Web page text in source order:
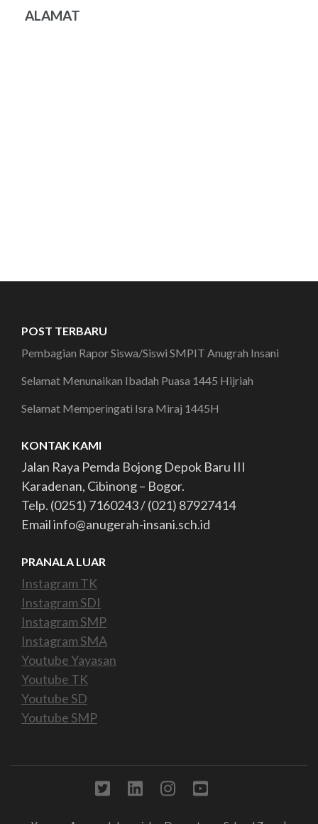
ALAMAT
POST TERBARU
Pembagian Rapor Siswa/Siswi SMPIT Anugrah Insani
Selamat Menunaikan Ibadah Puasa 1445 Hijriah
Selamat Memperingati Isra Miraj 1445H
KONTAK KAMI
Jalan Raya Pemda Bojong Depok Baru III
Karadenan, Cibinong – Bogor.
Telp. (0251) 7160243 / (021) 87927414
Email info@anugerah-insani.sch.id
PRANALA LUAR
Instagram TK
Instagram SDI
Instagram SMP
Instagram SMA
Youtube Yayasan
Youtube TK
Youtube SD
Youtube SMP